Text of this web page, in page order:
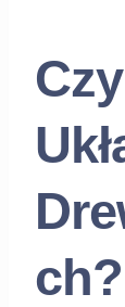
ch?